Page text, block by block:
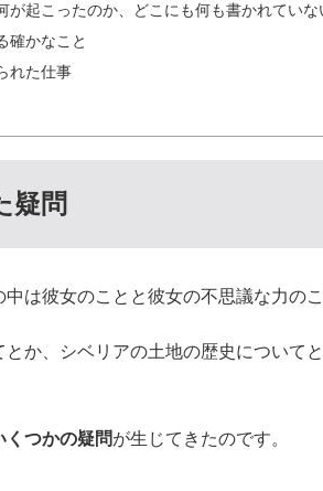
が起こったのか、どこにも何も書かれていな
確かなこと
れた仕事
疑問
は彼女のことと彼女の不思議な力の
か、シベリアの土地の歴史について
くつかの疑問が生じてきたのです。